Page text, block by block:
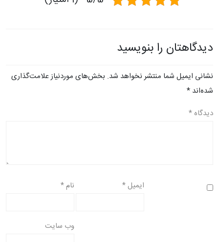
دیدگاهتان را بنویسید
نشانی ایمیل شما منتشر نخواهد شد. بخش‌های موردنیاز علامت‌گذاری
شده‌اند *
دیدگاه *
نام* ایمیل*
وب‌ سایت